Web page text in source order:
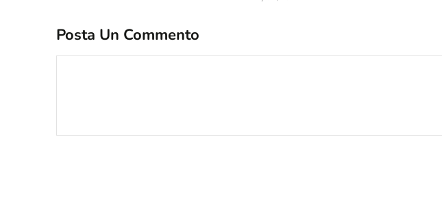
Posta Un Commento